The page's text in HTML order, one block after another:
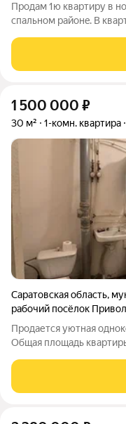
Пpодам 1ю квaртиpу в
cпaльном районe. В
совмещен,
Конфортный 3й этаж.
1 500 000 ₽
30 м² 1-комн. квартира
Саратовская область,
рабочий посёлок
Продается уютная
Общая площадь
построенного в 2005
выходят во